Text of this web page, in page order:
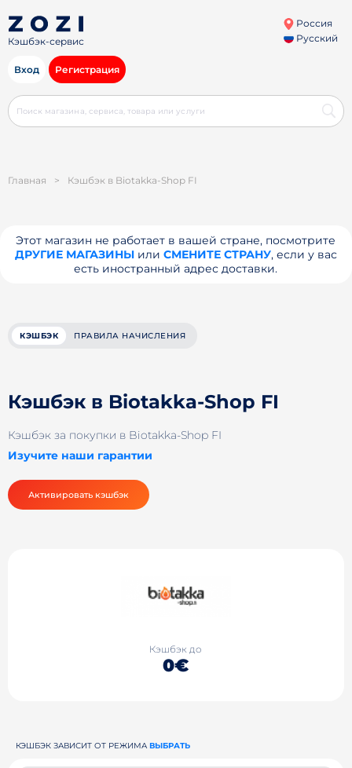
Кэшбэк-сервис
Россия
Русский
Вход Регистрация
Главная > Кэшбэк в Biotakka-Shop FI
Этот магазин не работает в вашей стране, посмотрите
ДРУГИЕ МАГАЗИНЫили СМЕНИТЕ СТРАНУ, если у вас
есть иностранный адрес доставки.
КЭШБЭК ПРАВИЛА НАЧИСЛЕНИЯ
Кэшбэк в Biotakka-Shop FI
Кэшбэк за покупки в Biotakka-Shop FI
Изучите наши гарантии
Активировать кэшбэк
Кэшбэк до
0€
КЭШБЭК ЗАВИСИТ ОТ РЕЖИМА ВЫБРАТЬ